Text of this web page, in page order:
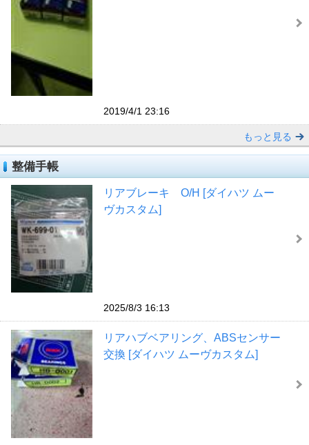
2019/4/1 23:16
もっと見る
整備手帳
リアブレーキ O/H [ダイハツ ムー
ヴカスタム]
2025/8/3 16:13
リアハブベアリング、ABSセンサー
交換 [ダイハツ ムーヴカスタム]